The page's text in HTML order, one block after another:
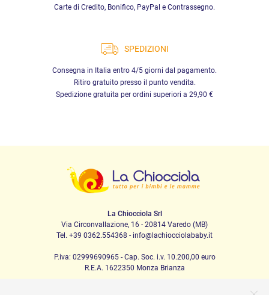
Carte di Credito, Bonifico, PayPal e Contrassegno.
SPEDIZIONI
Consegna in Italia entro 4/5 giorni dal pagamento.
Ritiro gratuito presso il punto vendita.
Spedizione gratuita per ordini superiori a 29,90 €
La Chiocciola Srl
Via Circonvallazione, 16 - 20814 Varedo (MB)
Tel. +39 0362.554368 - info@lachiocciolababy.it
P.iva: 02999690965 - Cap. Soc. i.v. 10.200,00 euro
R.E.A. 1622350 Monza Brianza